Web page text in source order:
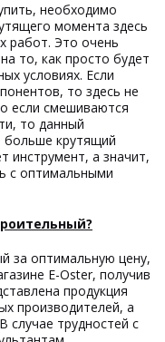
необходимо
момента здесь
работ. Это очень
то, как просто будет
условиях. Если
то здесь не
если смешиваются
то данный
больше крутящий
а значит,
с оптимальными
за оптимальную цену,
E-Oster, получив
продукция
производителей, а
трудностей с